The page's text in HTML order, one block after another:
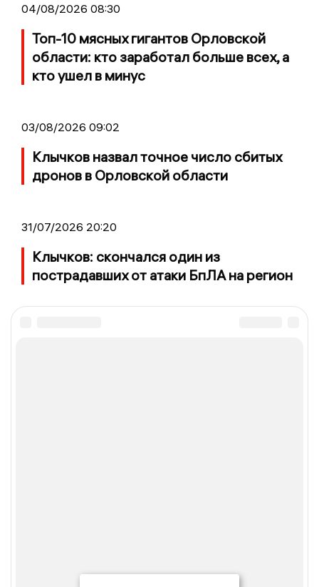
04/08/2026 08:30
Топ-10 мясных гигантов Орловской
области: кто заработал больше всех, а
кто ушел в минус
03/08/2026 09:02
Клычков назвал точное число сбитых
дронов в Орловской области
31/07/2026 20:20
Клычков: скончался один из
пострадавших от атаки БпЛА на регион